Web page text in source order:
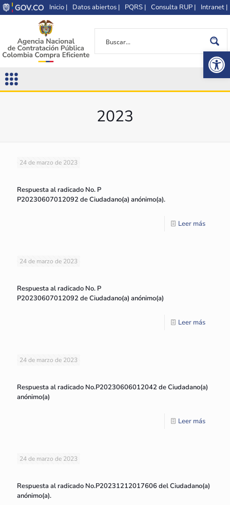
Inicio | Datos abiertos | PQRS | Consulta RUP | Intranet |
2023
24 de marzo de 2023
Respuesta al radicado No. P
P20230607012092 de Ciudadano(a) anónimo(a).
Leer más
24 de marzo de 2023
Respuesta al radicado No. P
P20230607012092 de Ciudadano(a) anónimo(a)
Leer más
24 de marzo de 2023
Respuesta al radicado No.P20230606012042 de Ciudadano(a)
anónimo(a)
Leer más
24 de marzo de 2023
Respuesta al radicado No.P20231212017606 del Ciudadano(a)
anónimo(a).